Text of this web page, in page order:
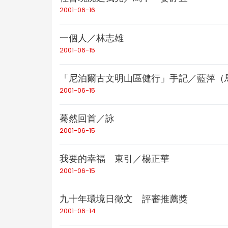
2001-06-16
一個人／林志雄
2001-06-15
「尼泊爾古文明山區健行」手記／藍萍（
2001-06-15
驀然回首／詠
2001-06-15
我要的幸福 東引／楊正華
2001-06-15
九十年環境日徵文 評審推薦獎
2001-06-14